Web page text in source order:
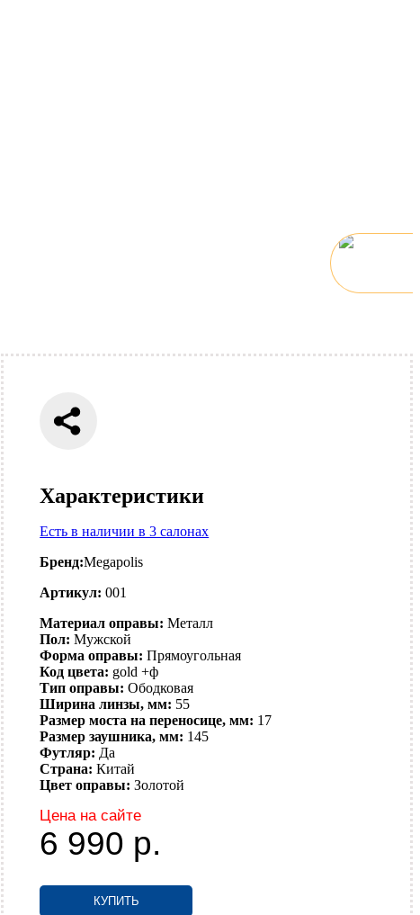
Характеристики
Есть в наличии в 3 салонах
Бренд:Megapolis
Артикул: 001
Материал оправы: Металл
Пол: Мужской
Форма оправы: Прямоугольная
Код цвета: gold +ф
Тип оправы: Ободковая
Ширина линзы, мм: 55
Размер моста на переносице, мм: 17
Размер заушника, мм: 145
Футляр: Да
Страна: Китай
Цвет оправы: Золотой
Цена на сайте
6 990 р.
КУПИТЬ